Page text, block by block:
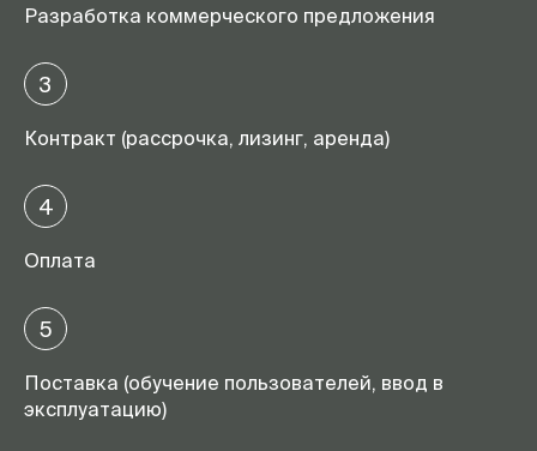
Разработка коммерческого предложения
3
Контракт (рассрочка, лизинг, аренда)
4
Оплата
5
Поставка (обучение пользователей, ввод в
эксплуатацию)